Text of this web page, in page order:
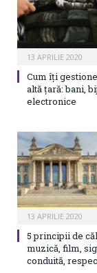
13 APRILIE 2020
Cum îți
altă țară: bani,
electronice
13 APRILIE 2020
5 principii de
muzică, film,
conduită,